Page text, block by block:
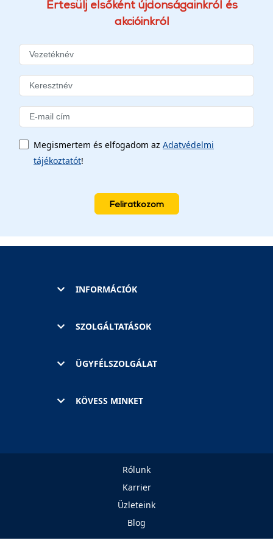
Értesülj elsőként újdonságainkról és
akcióinkról
Megismertem és elfogadom az Adatvédelmi
tájékoztatót!
Feliratkozom
INFORMÁCIÓK
SZOLGÁLTATÁSOK
ÜGYFÉLSZOLGÁLAT
KÖVESS MINKET
Rólunk
Karrier
Üzleteink
Blog